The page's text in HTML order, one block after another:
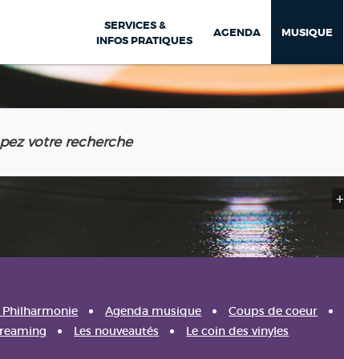
SERVICES &
INFOS PRATIQUES
AGENDA MUSIQUE
Philharmonie Agenda musique Coups de coeur
Les nouveautés Le coin des vinyles